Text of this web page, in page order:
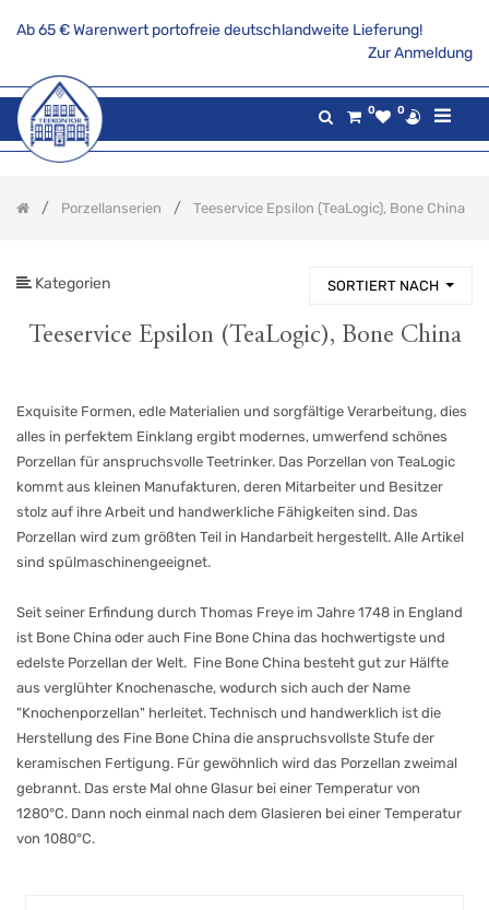
Ab 65 € Warenwert portofreie deutschlandweite Lieferung!
Zur Anmeldung
0 0
Porzellanserien Teeservice Epsilon (TeaLogic), Bone China
SORTIERT NACH
Kategorien
PRODUKTKATEGORIE
Alle
Produkte
Aktionsangebote
Gaumenfreuden
Teekannen
Stövchen
Blau
(Winterling)
Teeservice
"Friesenrose"
(Amina)
Teeservice
"Strohblume"
(Amina)
Teeservice
Teeservice
Upstalsboom
Teeservice
Greetsiel
(Königlich
Tettau)
Teeservice
Epsilon
(TeaLogic),
Bone
China
Teeservice
Teeservice Epsilon (TeaLogic), Bone China
Exquisite Formen, edle Materialien und sorgfältige Verarbeitung, dies
alles in perfektem Einklang ergibt modernes, umwerfend schönes
Porzellan für anspruchsvolle Teetrinker. Das Porzellan von TeaLogic
kommt aus kleinen Manufakturen, deren Mitarbeiter und Besitzer
stolz auf ihre Arbeit und handwerkliche Fähigkeiten sind. Das
Porzellan wird zum größten Teil in Handarbeit hergestellt. Alle Artikel
sind spülmaschinengeeignet.
Seit seiner Erfindung durch Thomas Freye im Jahre 1748 in England
ist Bone China oder auch Fine Bone China das hochwertigste und
edelste Porzellan der Welt. Fine Bone China besteht gut zur Hälfte
aus verglühter Knochenasche, wodurch sich auch der Name
"Knochenporzellan" herleitet. Technisch und handwerklich ist die
Herstellung des Fine Bone China die anspruchsvollste Stufe der
keramischen Fertigung. Für gewöhnlich wird das Porzellan zweimal
gebrannt. Das erste Mal ohne Glasur bei einer Temperatur von
1280°C. Dann noch einmal nach dem Glasieren bei einer Temperatur
von 1080°C.